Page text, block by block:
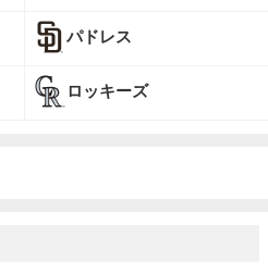
パドレス
ロッキーズ